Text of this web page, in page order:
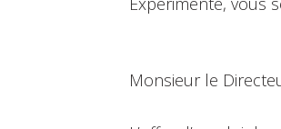
Monsieur le